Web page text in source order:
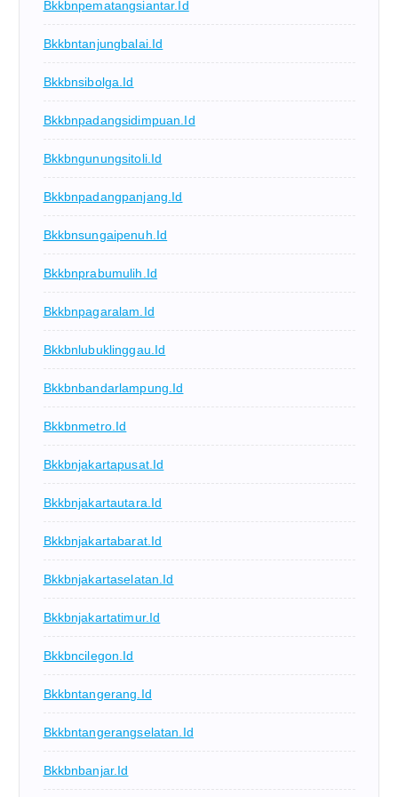
Bkkbnpematangsiantar.id
Bkkbntanjungbalai.id
Bkkbnsibolga.id
Bkkbnpadangsidimpuan.id
Bkkbngunungsitoli.id
Bkkbnpadangpanjang.id
Bkkbnsungaipenuh.id
Bkkbnprabumulih.id
Bkkbnpagaralam.id
Bkkbnlubuklinggau.id
Bkkbnbandarlampung.id
Bkkbnmetro.id
Bkkbnjakartapusat.id
Bkkbnjakartautara.id
Bkkbnjakartabarat.id
Bkkbnjakartaselatan.id
Bkkbnjakartatimur.id
Bkkbncilegon.id
Bkkbntangerang.id
Bkkbntangerangselatan.id
Bkkbnbanjar.id